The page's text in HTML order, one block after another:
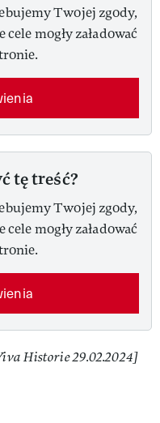
Twojej zgody,
mogły załadować
tę treść?
Twojej zgody,
mogły załadować
Historie 29.02.2024]